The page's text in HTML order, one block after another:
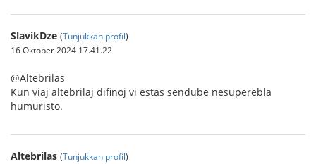
SlavikDze (Tunjukkan profil)
16 Oktober 2024 17.41.22
@Altebrilas
Kun viaj altebrilaj difinoj vi estas sendube nesuperebla
humuristo.
Altebrilas (Tunjukkan profil)